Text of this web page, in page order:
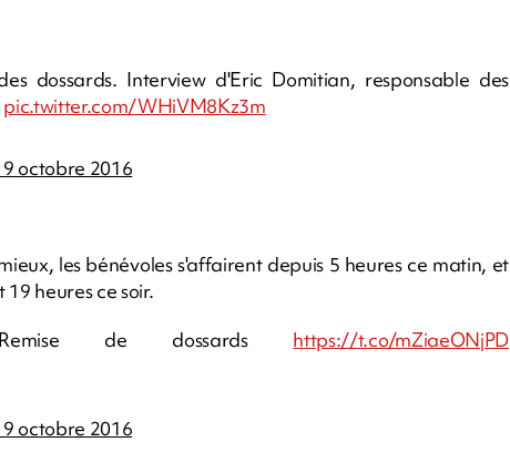
dossards. Interview d'Eric Domitian, responsable des
pic.twitter.com/WHiVM8Kz3m
octobre 2016
les bénévoles s'affairent depuis 5 heures ce matin, et
heures ce soir.
de dossards https://t.co/mZiaeONjPD
octobre 2016